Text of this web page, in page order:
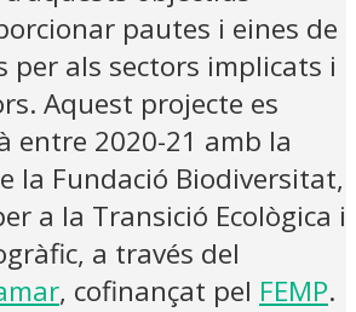
pautes i eines de
per als sectors implicats i
Aquest projecte es
entre 2020-21 amb la
la Fundació Biodiversitat,
a la Transició Ecològica i
a través del
, cofinançat pel FEMP.